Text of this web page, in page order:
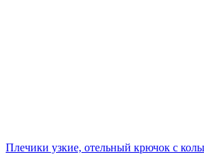
Плечики узкие, отельный крючок с